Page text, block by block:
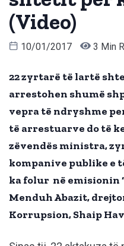
(Video)
10/01/2017 3 Min
22 zyrtarë të lartë
arrestohen shumë
vepra të ndryshme
të arrestuarve do të
zëvendës ministra,
kompanive publike e
ka folur në emisionin
Menduh Abazit,
Korrupsion, Shaip